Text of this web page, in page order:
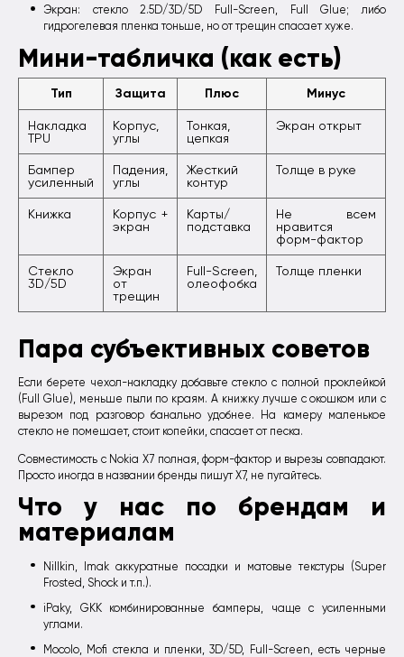
Экран: стекло 2.5D/3D/5D Full-Screen, Full Glue; либо
гидрогелевая пленка тоньше, но от трещин спасает хуже.
Мини-табличка (как есть)
Тип Защита Плюс Минус
Накладка
TPU
Корпус,
углы
Тонкая,
цепкая
Экран открыт
Бампер
усиленный
Падения,
углы
Жесткий
контур
Толще в руке
Книжка
Корпус +
экран
Карты/
подставка
Не всем
нравится
форм-фактор
Стекло
3D/5D
Экран
от
трещин
Full-Screen,
олеофобка
Толще пленки
Пара субъективных советов
Если берете чехол-накладку добавьте стекло с полной проклейкой
(Full Glue), меньше пыли по краям. А книжку лучше с окошком или с
вырезом под разговор банально удобнее. На камеру маленькое
стекло не помешает, стоит копейки, спасает от песка.
Совместимость с Nokia X7 полная, форм-фактор и вырезы совпадают.
Просто иногда в названии бренды пишут X7, не пугайтесь.
Что у нас по брендам и
материалам
Nillkin, Imak аккуратные посадки и матовые текстуры (Super
Frosted, Shock и т.п.).
iPaky, GKK комбинированные бамперы, чаще с усиленными
углами.
Mocolo, Mofi стекла и пленки, 3D/5D, Full-Screen, есть черные